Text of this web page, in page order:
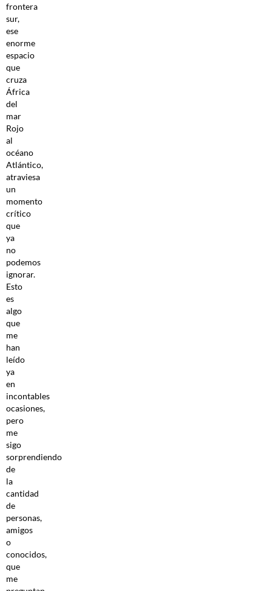
frontera
sur,
ese
enorme
espacio
que
cruza
África
del
mar
Rojo
al
océano
Atlántico,
atraviesa
un
momento
crítico
que
ya
no
podemos
ignorar.
Esto
es
algo
que
me
han
leído
ya
en
incontables
ocasiones,
pero
me
sigo
sorprendiendo
de
la
cantidad
de
personas,
amigos
o
conocidos,
que
me